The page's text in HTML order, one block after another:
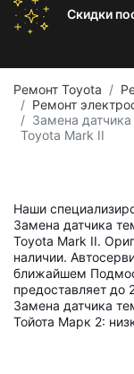
Скидки
Ремонт Toyota
Ремонт
Замена
Toyota Mark II
Наши
Замена датчика
Toyota Mark II.
наличии.
ближайшем
предоставляет до
Замена датчика
Тойота Марк 2: